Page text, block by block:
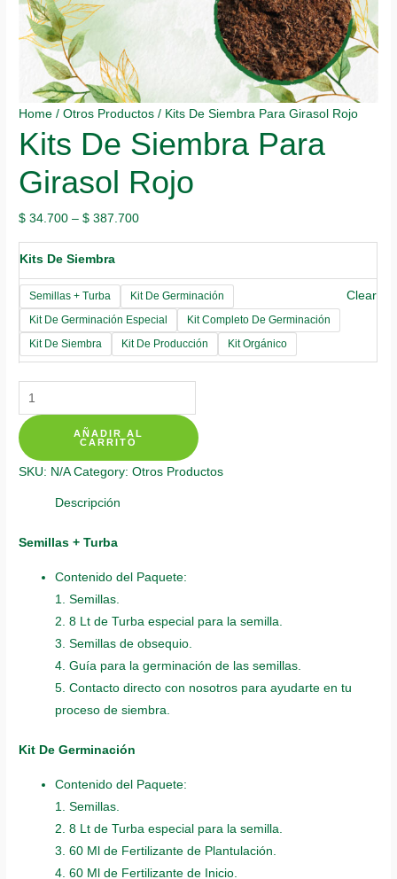
Home /Otros Productos / Kits De Siembra Para Girasol Rojo
Kits De Siembra Para
Girasol Rojo
$ 34.700 –$ 387.700
Kits De Siembra
Semillas + Turba
Kit De Germinación
Kit De Germinación Especial
Kit Completo De Germinación
Kit De Siembra
Kit De Producción Kit Orgánico
Clear
Kits
De
Siembra
Para
Girasol
AÑADIR AL
CARRITO
SKU: N/A Category:Otros Productos
Descripción
Semillas + Turba
Contenido del Paquete:
1. Semillas.
2. 8 Lt de Turba especial para la semilla.
3. Semillas de obsequio.
4. Guía para la germinación de las semillas.
5. Contacto directo con nosotros para ayudarte en tu
proceso de siembra.
Kit De Germinación
Contenido del Paquete:
1. Semillas.
2. 8 Lt de Turba especial para la semilla.
3. 60 Ml de Fertilizante de Plantulación.
4. 60 Ml de Fertilizante de Inicio.